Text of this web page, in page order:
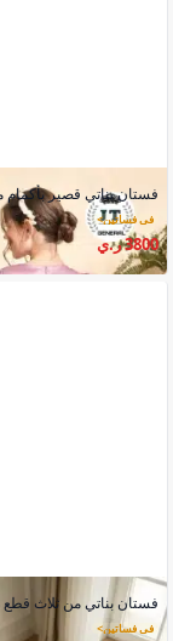
في فساتين>
3800 ر.ي
في فساتين>